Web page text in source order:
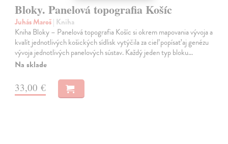
Bloky. Panelová topografia Košíc
Juhás Maroš| Kniha
Kniha Bloky – Panelová topografia Košíc si okrem mapovania vývoja a
kvalít jednotlivých košických sídlisk vytýčila za cieľ popísať aj genézu
vývoja jednotlivých panelových sústav. Každý jeden typ bloku…
Na sklade
33,00 €